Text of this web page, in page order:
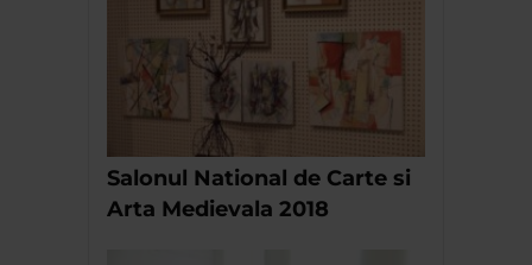
Salonul National de Carte si
Arta Medievala 2018